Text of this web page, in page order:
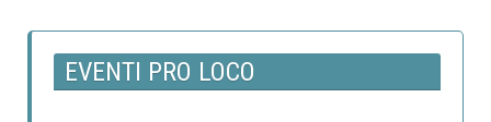
EVENTI PRO LOCO